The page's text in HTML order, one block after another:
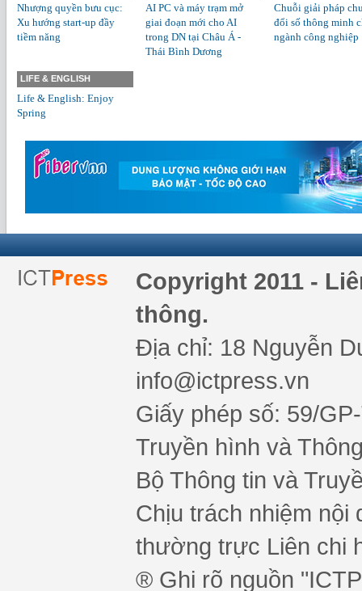
Nhượng quyền bưu cục:
Xu hướng start-up đầy
tiềm năng
AI PC và máy trạm mở
giai đoạn mới cho AI
trong DN tại Châu Á -
Thái Bình Dương
Chuỗi giải pháp
đổi số thông minh
ngành công nghiệp
LIFE & ENGLISH
Life & English: Enjoy
Spring
Copyright 2011 -
thông.
Địa chỉ: 18 Nguyễn
info@ictpress.vn
Giấy phép số: 59/
Truyền hình và
Bộ Thông tin và
Chịu trách nhiệm nội
thường trực Liên chi
® Ghi rõ nguồn